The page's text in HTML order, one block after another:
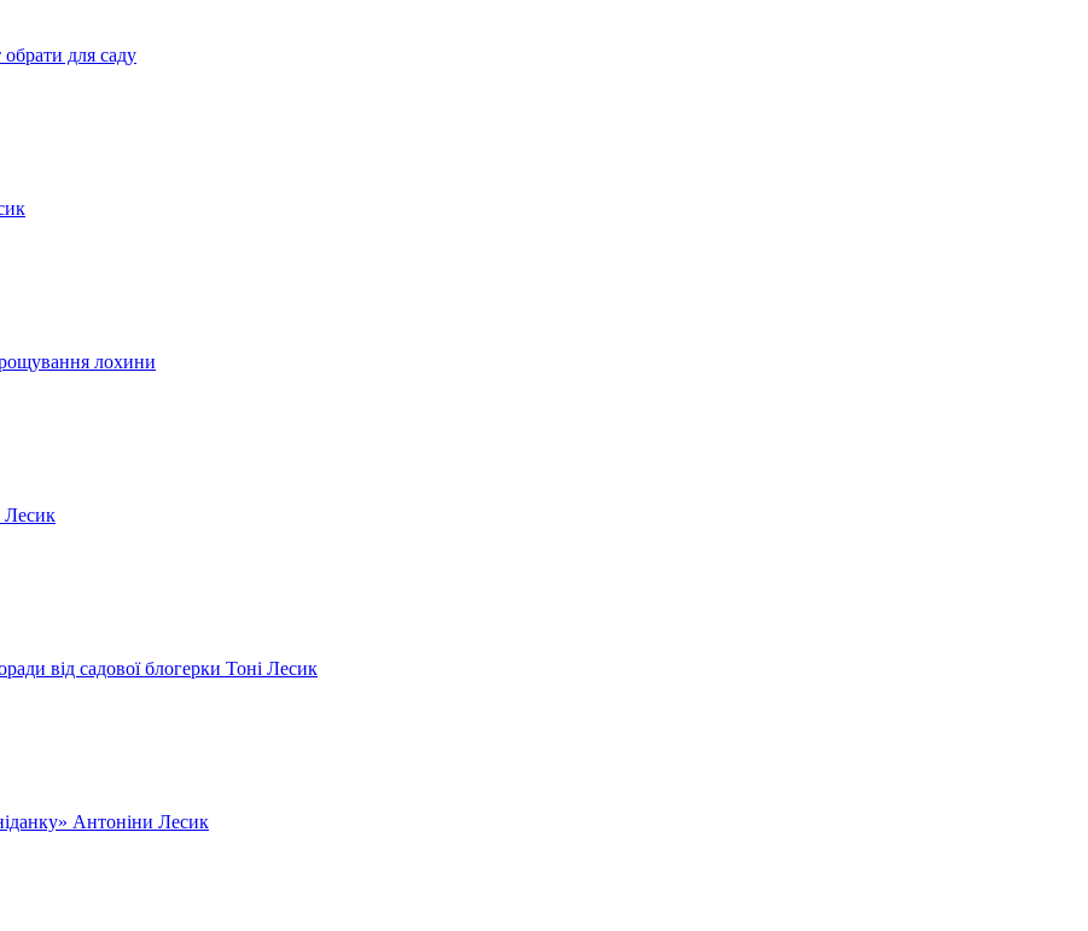
обрати для саду
лохини
Лесик
від садової блогерки Тоні Лесик
Антоніни Лесик